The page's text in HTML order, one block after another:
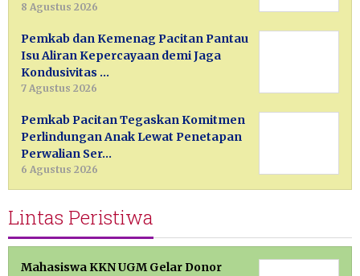
8 Agustus 2026
Pemkab dan Kemenag Pacitan Pantau
Isu Aliran Kepercayaan demi Jaga
Kondusivitas …
7 Agustus 2026
Pemkab Pacitan Tegaskan Komitmen
Perlindungan Anak Lewat Penetapan
Perwalian Ser…
6 Agustus 2026
Lintas Peristiwa
Mahasiswa KKN UGM Gelar Donor